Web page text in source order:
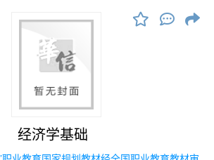
互动式测验等丰富的学习资源。本书既可作
专业学生的专业基础课用书，也可作为在职
用书，同时对于广大社会读者而言，也是一
经济学基础